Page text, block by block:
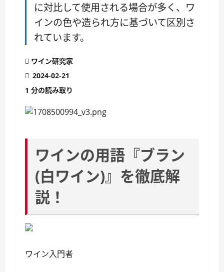
に対比して使用される場合が多く、ワ
インの色や造られ方に基づいて区別さ
れています。
ワイン研究家
2024-02-21
1 分の読み取り
ワインの用語『ブラン
(白ワイン)』を徹底解
説！
ワイン入門者